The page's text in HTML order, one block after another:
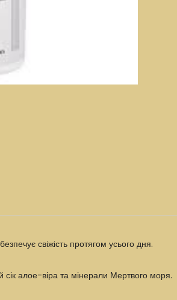
свіжість протягом усього дня.
сік алое-віра та мінерали Мертвого моря.